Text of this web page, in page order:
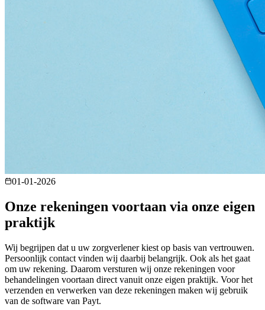
01-01-2026
Onze rekeningen voortaan via onze eigen
praktijk
Wij begrijpen dat u uw zorgverlener kiest op basis van vertrouwen.
Persoonlijk contact vinden wij daarbij belangrijk. Ook als het gaat
om uw rekening. Daarom versturen wij onze rekeningen voor
behandelingen voortaan direct vanuit onze eigen praktijk. Voor het
verzenden en verwerken van deze rekeningen maken wij gebruik
van de software van Payt.